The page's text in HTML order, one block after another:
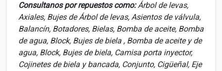
Consultanos por repuestos como:Árbol de levas,
Axiales, Bujes de Árbol de levas, Asientos de válvula,
Balancín, Botadores, Bielas, Bomba de aceite, Bomba
de agua, Block, Bujes de biela , Bomba de aceite y de
agua, Block, Bujes de biela, Camisa porta inyector,
Cojinetes de biela y bancada, Conjunto, Cigüeñal, Eje